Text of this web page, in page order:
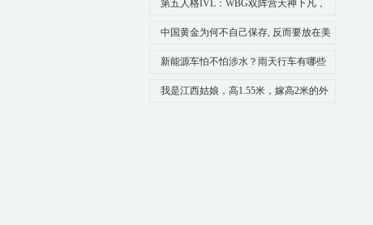
第五人格IVL：WBG双阵营天神下凡，
三抓三跑拿下胜利！
中国黄金为何不自己保存, 反而要放在美
国呢? 不怕被美国私吞吗?
新能源车怕不怕涉水？雨天行车有哪些
技巧？
我是江西姑娘，高1.55米，嫁高2米的外